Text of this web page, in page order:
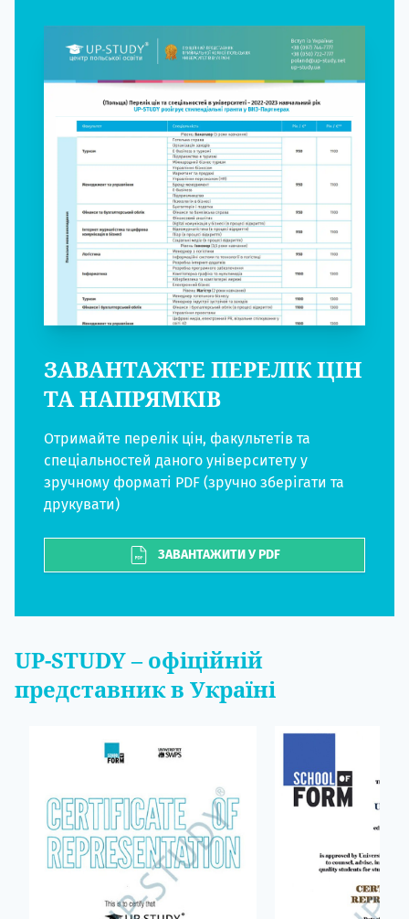
ЗАВАНТАЖТЕ ПЕРЕЛІК ЦІН
ТА НАПРЯМКІВ
Отримайте перелік цін, факультетів та
спеціальностей даного університету у
зручному форматі PDF (зручно зберігати та
друкувати)
ЗАВАНТАЖИТИ У PDF
UP-STUDY– офіційній
представник в Україні